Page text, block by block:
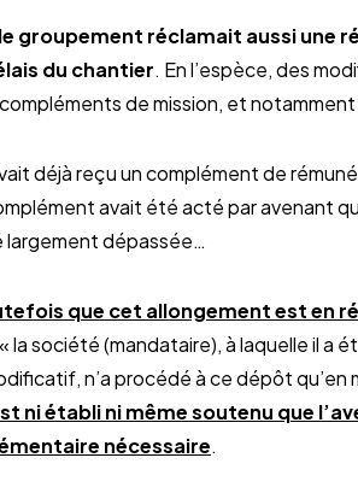
le groupement réclamait aussi une
du chantier. En l’espèce, des
de mission, et
déjà reçu un complément de
avait été acté par avenant
dépassée…
que cet allongement est en
la société (mandataire), à laquelle il a
n’a procédé à ce dépôt qu’en
ni établi ni même soutenu que
nécessaire.